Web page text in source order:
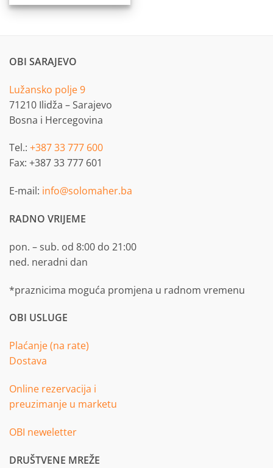
OBI SARAJEVO
Lužansko polje 9
71210 Ilidža – Sarajevo
Bosna i Hercegovina
Tel.: +387 33 777 600
Fax: +387 33 777 601
E-mail: info@solomaher.ba
RADNO VRIJEME
pon. – sub. od 8:00 do 21:00
ned. neradni dan
*praznicima moguća promjena u radnom vremenu
OBI USLUGE
Plaćanje (na rate)
Dostava
Online rezervacija i
preuzimanje u marketu
OBI neweletter
DRUŠTVENE MREŽE